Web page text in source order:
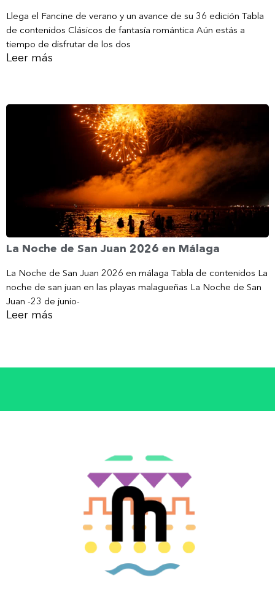
Llega el Fancine de verano y un avance de su 36 edición Tabla
de contenidos Clásicos de fantasía romántica Aún estás a
tiempo de disfrutar de los dos
Leer más
La Noche de San Juan 2026 en Málaga
La Noche de San Juan 2026 en málaga Tabla de contenidos La
noche de san juan en las playas malagueñas La Noche de San
Juan -23 de junio-
Leer más